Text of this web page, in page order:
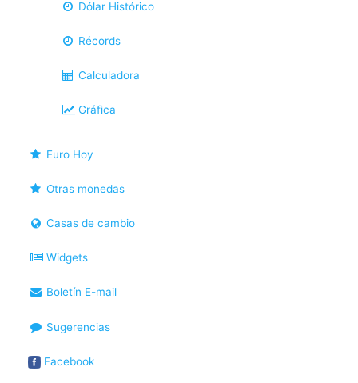
Dólar Histórico
Récords
Calculadora
Gráfica
Euro Hoy
Otras monedas
Casas de cambio
Widgets
Boletín E-mail
Sugerencias
Facebook